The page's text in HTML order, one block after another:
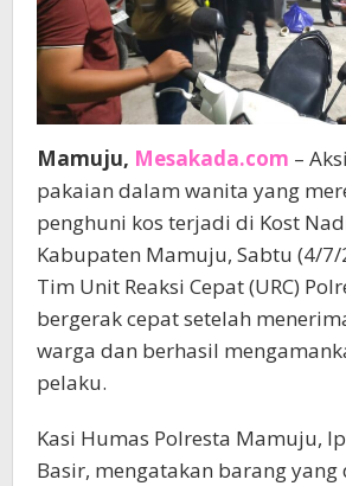
Mamuju, Mesakada.com –
pakaian dalam wanita yang
penghuni kos terjadi di Kost
Kabupaten Mamuju, Sabtu (4/
Tim Unit Reaksi Cepat (URC)
bergerak cepat setelah
warga dan berhasil
pelaku.
Kasi Humas Polresta Mamuju,
Basir, mengatakan barang yang